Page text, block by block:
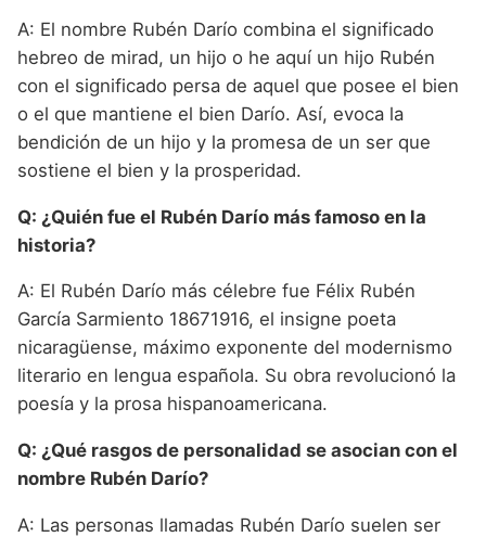
A: El nombre Rubén Darío combina el significado
hebreo de mirad, un hijo o he aquí un hijo Rubén
con el significado persa de aquel que posee el bien
o el que mantiene el bien Darío. Así, evoca la
bendición de un hijo y la promesa de un ser que
sostiene el bien y la prosperidad.
Q: ¿Quién fue el Rubén Darío más famoso en la
historia?
A: El Rubén Darío más célebre fue Félix Rubén
García Sarmiento 18671916, el insigne poeta
nicaragüense, máximo exponente del modernismo
literario en lengua española. Su obra revolucionó la
poesía y la prosa hispanoamericana.
Q: ¿Qué rasgos de personalidad se asocian con el
nombre Rubén Darío?
A: Las personas llamadas Rubén Darío suelen ser